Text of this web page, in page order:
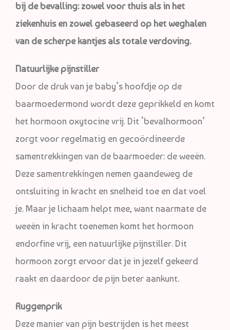
bij de bevalling: zowel voor thuis als in het
ziekenhuis en zowel gebaseerd op het weghalen
van de scherpe kantjes als totale verdoving.
Natuurlijke pijnstiller
Door de druk van je baby’s hoofdje op de
baarmoedermond wordt deze geprikkeld en komt
het hormoon oxytocine vrij. Dit ‘bevalhormoon’
zorgt voor regelmatig en gecoördineerde
samentrekkingen van de baarmoeder: de weeën.
Deze samentrekkingen nemen gaandeweg de
ontsluiting in kracht en snelheid toe en dat voel
je. Maar je lichaam helpt mee, want naarmate de
weeën in kracht toenemen komt het hormoon
endorfine vrij, een natuurlijke pijnstiller. Dit
hormoon zorgt ervoor dat je in jezelf gekeerd
raakt en daardoor de pijn beter aankunt.
Ruggenprik
Deze manier van pijn bestrijden is het meest